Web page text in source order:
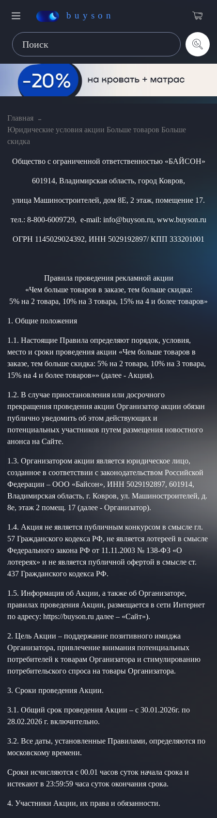
buyson
Главная
Юридические условия акции Больше товаров Больше
скидка
Общество с ограниченной ответственностью «БАЙСОН»
601914, Владимирская область, город Ковров,
улица Машиностроителей, дом 8Е, 2 этаж, помещение 17.
тел.: 8-800-6009729, e-mail: info@buyson.ru, www.buyson.ru
ОГРН 1145029024392, ИНН 5029192897/ КПП 333201001
Правила проведения рекламной акции
«Чем больше товаров в заказе, тем больше скидка:
5% на 2 товара, 10% на 3 товара, 15% на 4 и более товаров»
1. Общие положения
1.1. Настоящие Правила определяют порядок, условия,
место и сроки проведения акции «Чем больше товаров в
заказе, тем больше скидка: 5% на 2 товара, 10% на 3 товара,
15% на 4 и более товаров»» (далее - Акция).
1.2. В случае приостановления или досрочного
прекращения проведения акции Организатор акции обязан
публично уведомить об этом действующих и
потенциальных участников путем размещения новостного
анонса на Сайте.
1.3. Организатором акции является юридическое лицо,
созданное в соответствии с законодательством Российской
Федерации – ООО «Байсон», ИНН 5029192897, 601914,
Владимирская область, г. Ковров, ул. Машиностроителей, д.
8е, этаж 2 помещ. 17 (далее - Организатор).
1.4. Акция не является публичным конкурсом в смысле гл.
57 Гражданского кодекса РФ, не является лотереей в смысле
Федерального закона РФ от 11.11.2003 № 138-ФЗ «О
лотереях» и не является публичной офертой в смысле ст.
437 Гражданского кодекса РФ.
1.5. Информация об Акции, а также об Организаторе,
правилах проведения Акции, размещается в сети Интернет
по адресу: https://buyson.ru далее – «Сайт»).
2. Цель Акции – поддержание позитивного имиджа
Организатора, привлечение внимания потенциальных
потребителей к товарам Организатора и стимулированию
потребительского спроса на товары Организатора.
3. Сроки проведения Акции.
3.1. Общий срок проведения Акции – с 30.01.2026г. по
28.02.2026 г. включительно.
3.2. Все даты, установленные Правилами, определяются по
московскому времени.
Сроки исчисляются с 00.01 часов суток начала срока и
истекают в 23:59:59 часа суток окончания срока.
4. Участники Акции, их права и обязанности.